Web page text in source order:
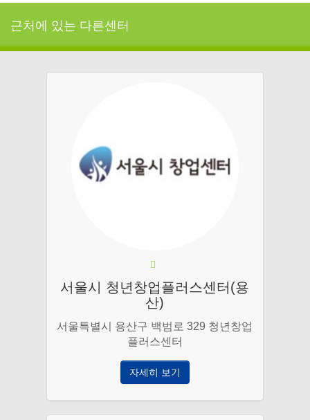
근처에 있는 다른센터
서울시 청년창업플러스센터(용
산)
서울특별시 용산구 백범로 329 청년창업
플러스센터
자세히 보기